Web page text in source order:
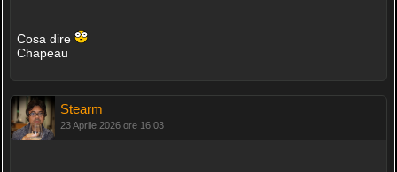
Cosa dire
Chapeau
Stearm
23 Aprile 2026 ore 16:03